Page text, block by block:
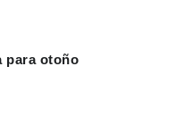
para otoño